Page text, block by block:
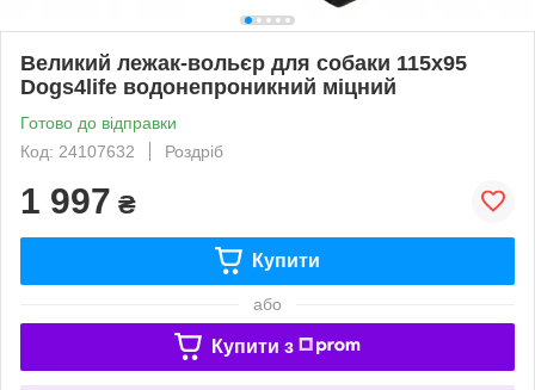
Великий лежак-вольєр для собаки 115x95
Dogs4life водонепроникний міцний
Готово до відправки
Код: 24107632
Роздріб
1 997 ₴
Купити
або
Купити з